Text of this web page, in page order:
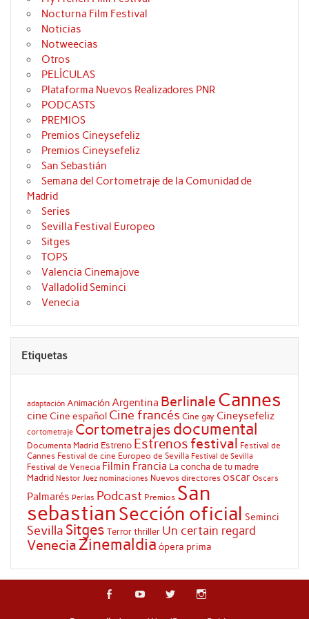
Nocturna Film Festival
Noticias
Notweecias
Otros
PELÍCULAS
Plataforma Nuevos Realizadores PNR
PODCASTS
PREMIOS
Premios Cineysefeliz
Premios Cineysefeliz
San Sebastián
Semana del Cortometraje de la Comunidad de
Madrid
Series
Sevilla Festival Europeo
Sitges
TOPS
Valencia Cinemajove
Valladolid Seminci
Venecia
Etiquetas
adaptación AnimaciónArgentina Berlinale Cannes
cine Cine español Cine francés Cine gay Cineysefeliz
cortometraje Cortometrajes documental
Documenta Madrid Estreno Estrenos festival Festival de
Cannes Festival de cine Europeo de Sevilla Festival de Sevilla
Festival de Venecia Filmin Francia La concha de tu madre
Madrid Nestor Juez nominaciones Nuevos directores oscar Oscars
Palmarés Perlas Podcast Premios San
sebastianSección oficial Seminci
Sevilla Sitges Terrorthriller Un certain regard
Venecia Zinemaldia ópera prima